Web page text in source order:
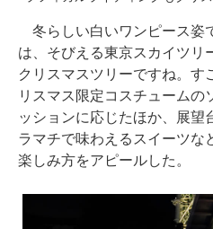
冬らしい白いワンピース姿
は、そびえる東京スカイツリ
クリスマスツリーですね。す
リスマス限定コスチュームの
ッションに応じたほか、展望
ラマチで味わえるスイーツな
楽しみ方をアピールした。